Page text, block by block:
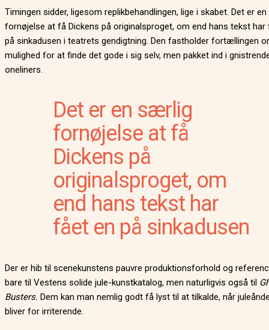
Timingen sidder, ligesom replikbehandlingen, lige i skabet. Det er
fornøjelse at få Dickens på originalsproget, om end hans tekst har
på sinkadusen i teatrets gendigtning. Den fastholder fortællingen
mulighed for at finde det gode i sig selv, men pakket ind i
oneliners.
Det er en særlig
fornøjelse at få
Dickens på
originalsproget, om
end hans tekst har
fået en på sinkadusen
Der er hib til scenekunstens pauvre produktionsforhold og
bare til Vestens solide jule-kunstkatalog, men naturligvis også til
Busters. Dem kan man nemlig godt få lyst til at tilkalde, når
bliver for irriterende.